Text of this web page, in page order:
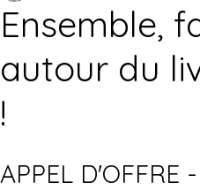
Ensemble,
autour du
!
APPEL D'OFFRE